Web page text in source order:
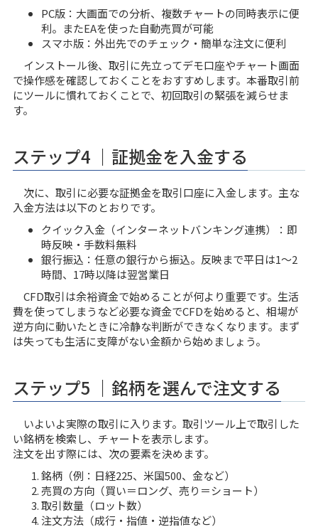
PC版：大画面での分析、複数チャートの同時表示に便
利。またEAを使った自動売買が可能
スマホ版：外出先でのチェック・簡単な注文に便利
インストール後、取引に先立ってデモ口座やチャート画面
で操作感を確認しておくことをおすすめします。本番取引前
にツールに慣れておくことで、初回取引の緊張を減らせま
す。
ステップ4 ｜証拠金を入金する
次に、取引に必要な証拠金を取引口座に入金します。主な
入金方法は以下のとおりです。
クイック入金（インターネットバンキング連携）：即
時反映・手数料無料
銀行振込：任意の銀行から振込。反映まで平日は1〜2
時間、17時以降は翌営業日
CFD取引は余裕資金で始めることが何より重要です。生活
費を使ってしまうなど必要な資金でCFDを始めると、相場が
逆方向に動いたときに冷静な判断ができなくなります。まず
は失っても生活に支障がない金額から始めましょう。
ステップ5 ｜銘柄を選んで注文する
いよいよ実際の取引に入ります。取引ツール上で取引した
い銘柄を検索し、チャートを表示します。
注文を出す際には、次の要素を決めます。
銘柄（例：日経225、米国500、金など）
売買の方向（買い＝ロング、売り＝ショート）
取引数量（ロット数）
注文方法（成行・指値・逆指値など）